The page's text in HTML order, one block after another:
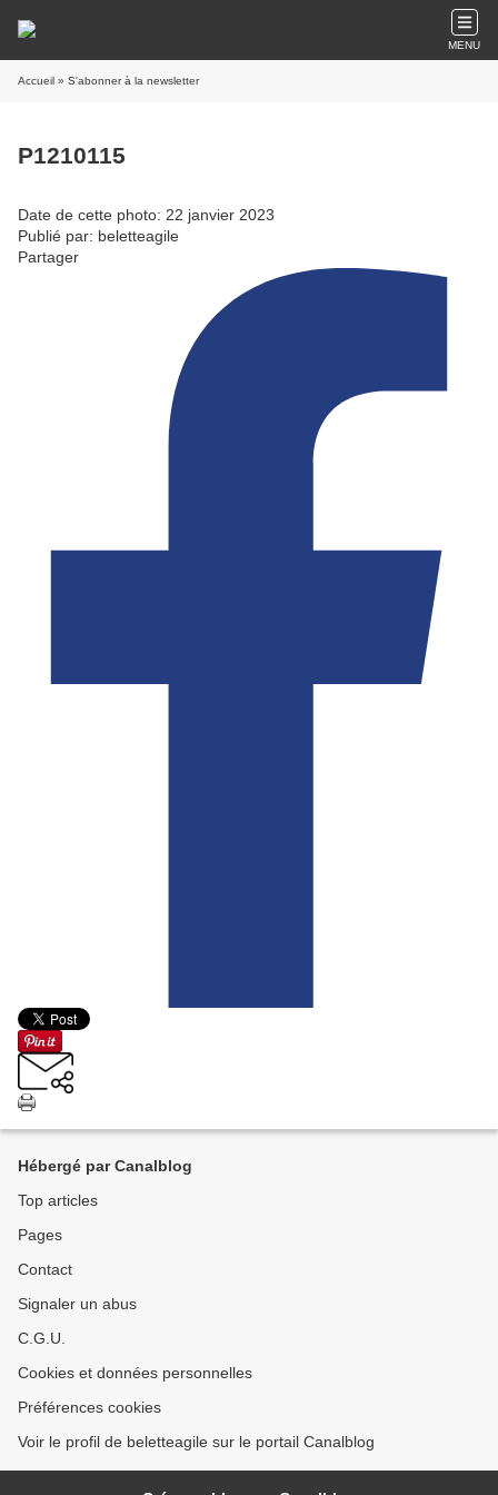
MENU
Accueil » S'abonner à la newsletter
P1210115
Date de cette photo: 22 janvier 2023
Publié par: beletteagile
Partager
Hébergé par Canalblog
Top articles
Pages
Contact
Signaler un abus
C.G.U.
Cookies et données personnelles
Préférences cookies
Voir le profil de beletteagile sur le portail Canalblog